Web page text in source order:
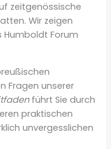
zeitgenössische
Wir zeigen
Humboldt Forum
Fragen unserer
führt Sie durch
praktischen
unvergesslichen